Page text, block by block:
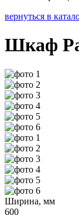
вернуться в
Шкаф
Ширина, мм
600